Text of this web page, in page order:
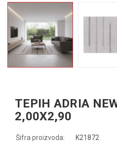
TEPIH ADRIA
2,00X2,90
Šifra proizvoda:
K21872